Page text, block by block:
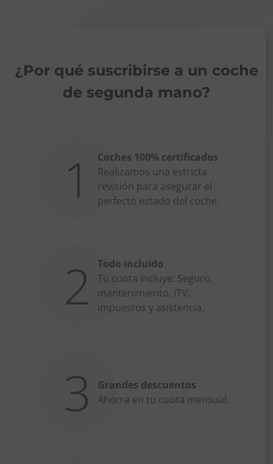
¿Por qué suscribirse a un coche
de segunda mano?
1
Coches 100% certificados
Realizamos una estricta
revisión para asegurar el
perfecto estado del coche.
2
Todo incluido
Tu cuota incluye: Seguro,
mantenimiento, ITV,
impuestos y asistencia.
3
Grandes descuentos
Ahorra en tu cuota mensual.